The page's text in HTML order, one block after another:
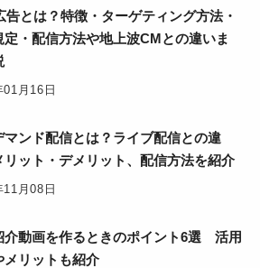
告とは？特徴・ターゲティング方法・
定・配信方法や地上波CMとの違いま
01月16日
マンド配信とは？ライブ配信との違
リット・デメリット、配信方法を紹介
11月08日
介動画を作るときのポイント6選 活用
メリットも紹介